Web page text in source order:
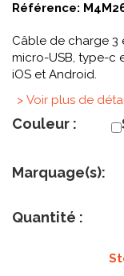
Référence:
Câble de charge 3
micro-USB, type-c
iOS et Android.
> Voir plus de
Couleur :
Marquage(s):
Quantité :